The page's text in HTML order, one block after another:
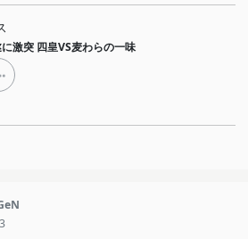
激突 四皇VS麦わらの一味